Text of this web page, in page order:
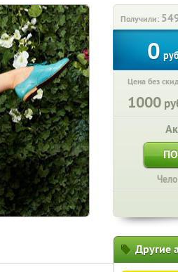
Получили:
0
Цена без
1000
Другие